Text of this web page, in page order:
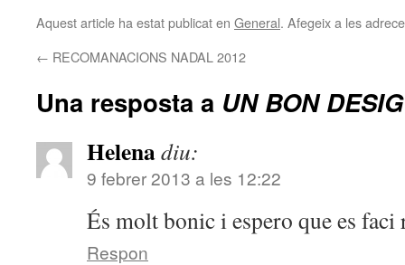
Aquest article ha estat publicat en General. Afegeix a les
← RECOMANACIONS NADAL 2012
Una resposta a UN BON DESIG
Helenadiu:
9 febrer 2013 a les 12:22
És molt bonic i espero que es faci
Respon